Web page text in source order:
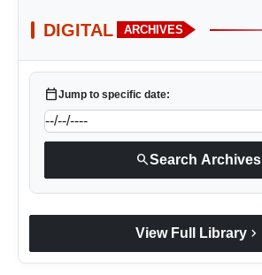
DIGITAL ARCHIVES
calendar_todayJump to specific date:
searchSearch Archives
View Full Library chevron_right